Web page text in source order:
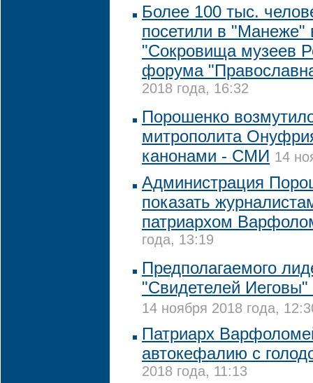
Более 100 тыс.
посетили в "Манеже"
"Сокровища музеев
форума
2018 года, 16:32
Порошенко
митрополита
канонами - СМИ 14
Администрация
показать
патриархом
года, 13:19
Предполагаемого
"Свидетелей
14 ноября 2018 года,
Патриарх
автокефалию с
2018 года, 11:13